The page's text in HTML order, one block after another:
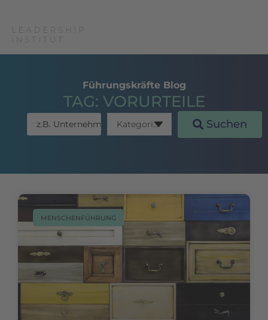
Führungskräfte Blog
TAG: VORURTEILE
Suchen
MENSCHENFÜHRUNG